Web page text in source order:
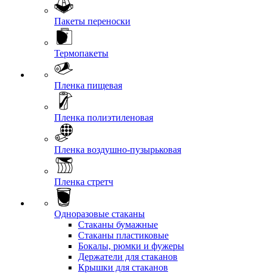
Пакеты переноски
Термопакеты
Пленка пищевая
Пленка полиэтиленовая
Пленка воздушно-пузырьковая
Пленка стретч
Одноразовые стаканы
Стаканы бумажные
Стаканы пластиковые
Бокалы, рюмки и фужеры
Держатели для стаканов
Крышки для стаканов